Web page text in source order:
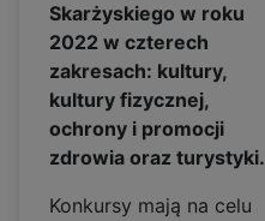
Skarżyskiego w roku
2022 w czterech
zakresach: kultury,
kultury fizycznej,
ochrony i promocji
zdrowia oraz turystyki.
Konkursy mają na celu